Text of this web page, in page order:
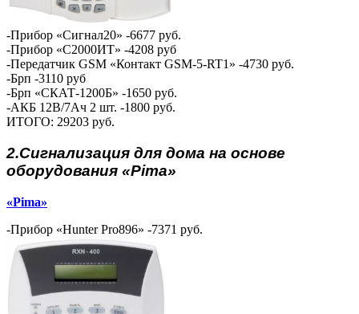
-Прибор «Сигнал20» -6677 руб.
-Прибор «С2000ИТ» -4208 руб
-Передатчик GSM «Контакт GSM-5-RT1» -4730 руб.
-Брп -3110 руб
-Брп «СКАТ-1200Б» -1650 руб.
-АКБ 12В/7Ач 2 шт. -1800 руб.
ИТОГО: 29203 руб.
2.Сигнализация для дома на основе
оборудования «Pima»
«Pima»
-Прибор «Hunter Pro896» -7371 руб.